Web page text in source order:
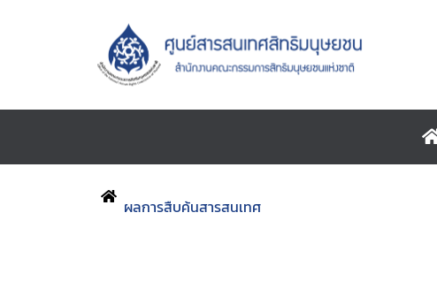
ผลการสืบค้นสารสนเทศ